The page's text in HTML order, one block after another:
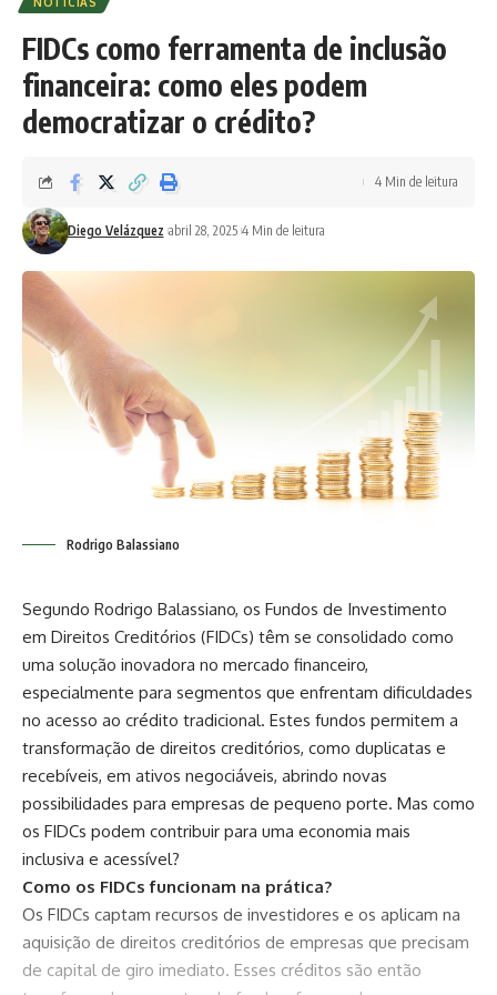
NOTÍCIAS
FIDCs como ferramenta de inclusão
financeira: como eles podem
democratizar o crédito?
Diego Velázquez abril 28, 2025 4 Min de leitura
4 Min de leitura
Rodrigo Balassiano
Segundo Rodrigo Balassiano, os Fundos de Investimento
em Direitos Creditórios (FIDCs) têm se consolidado como
uma solução inovadora no mercado financeiro,
especialmente para segmentos que enfrentam dificuldades
no acesso ao crédito tradicional. Estes fundos permitem a
transformação de direitos creditórios, como duplicatas e
recebíveis, em ativos negociáveis, abrindo novas
possibilidades para empresas de pequeno porte. Mas como
os FIDCs podem contribuir para uma economia mais
inclusiva e acessível?
Como os FIDCs funcionam na prática?
Os FIDCs captam recursos de investidores e os aplicam na
aquisição de direitos creditórios de empresas que precisam
de capital de giro imediato. Esses créditos são então